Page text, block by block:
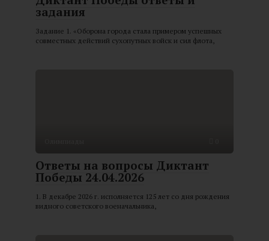
задания
Задание 1. «Оборона города стала примером успешных
совместных действий сухопутных войск и сил флота,
Ответы на вопросы Диктант
Победы 24.04.2026
1. В декабре 2026 г. исполняется 125 лет со дня рождения
видного советского военачальника,